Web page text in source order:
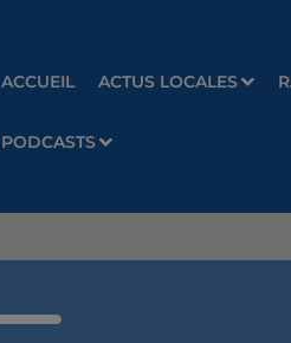
ACCUEIL ACTUS LOCALES
PODCASTS